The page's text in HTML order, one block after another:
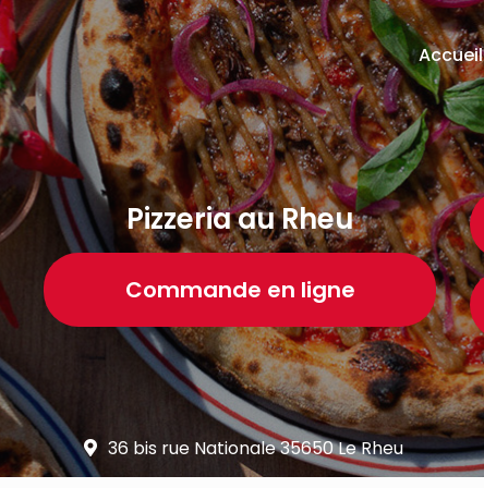
principale
Accueil
Pizzeria au Rheu
Commande en ligne
36 bis rue Nationale 35650 Le Rheu